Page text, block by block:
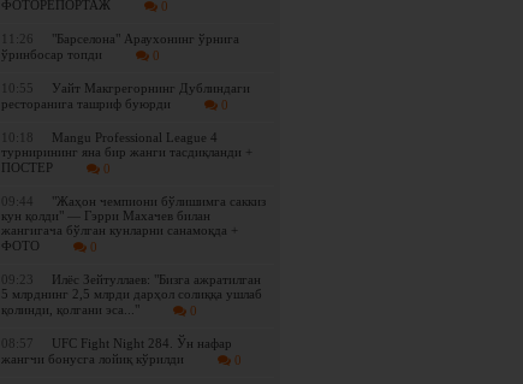
ФОТОРЕПОРТАЖ
0
11:26
"Барселона" Араухонинг ўрнига
ўринбосар топди
0
10:55
Уайт Макгрегорнинг Дублиндаги
ресторанига ташриф буюрди
0
10:18
Mangu Professional League 4
турнирининг яна бир жанги тасдиқланди +
ПОСТЕР
0
09:44
"Жаҳон чемпиони бўлишимга саккиз
кун қолди" — Гэрри Махачев билан
жангигача бўлган кунларни санамоқда +
ФОТО
0
09:23
Илёс Зейтуллаев: "Бизга ажратилган
5 млрднинг 2,5 млрди дарҳол солиққа ушлаб
қолинди, қолгани эса..."
0
08:57
UFC Fight Night 284. Ўн нафар
жангчи бонусга лойиқ кўрилди
0